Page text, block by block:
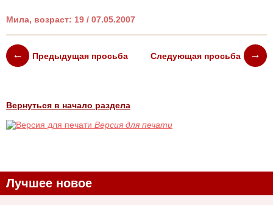
Мила, возраст: 19 / 07.05.2007
Предыдущая просьба Следующая просьба
Вернуться в начало раздела
Версия для печати
Лучшее новое